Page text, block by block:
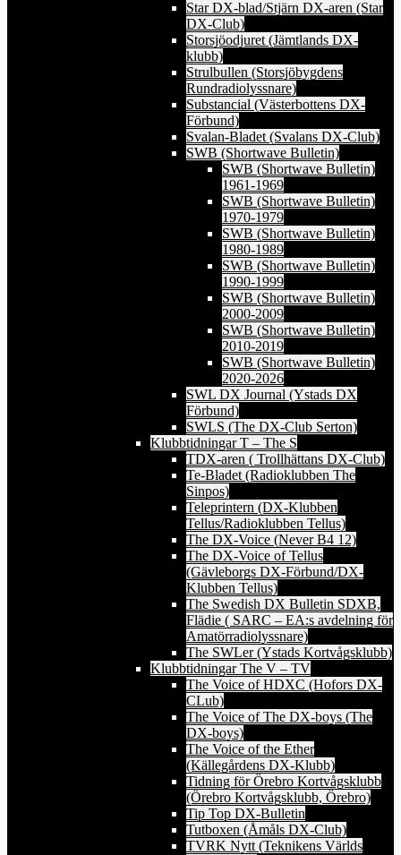
Star DX-blad/Stjärn DX-aren (Star
DX-Club)
Storsjöodjuret (Jämtlands DX-
klubb)
Strulbullen (Storsjöbygdens
Rundradiolyssnare)
Substancial (Västerbottens DX-
Förbund)
Svalan-Bladet (Svalans DX-Club)
SWB (Shortwave Bulletin)
SWB (Shortwave Bulletin)
1961-1969
SWB (Shortwave Bulletin)
1970-1979
SWB (Shortwave Bulletin)
1980-1989
SWB (Shortwave Bulletin)
1990-1999
SWB (Shortwave Bulletin)
2000-2009
SWB (Shortwave Bulletin)
2010-2019
SWB (Shortwave Bulletin)
2020-2026
SWL DX Journal (Ystads DX
Förbund)
SWLS (The DX-Club Serton)
Klubbtidningar T – The S
TDX-aren ( Trollhättans DX-Club)
Te-Bladet (Radioklubben The
Sinpos)
Teleprintern (DX-Klubben
Tellus/Radioklubben Tellus)
The DX-Voice (Never B4 12)
The DX-Voice of Tellus
(Gävleborgs DX-Förbund/DX-
Klubben Tellus)
The Swedish DX Bulletin SDXB,
Flädie ( SARC – EA:s avdelning för
Amatörradiolyssnare)
The SWLer (Ystads Kortvågsklubb)
Klubbtidningar The V – TV
The Voice of HDXC (Hofors DX-
CLub)
The Voice of The DX-boys (The
DX-boys)
The Voice of the Ether
(Källegårdens DX-Klubb)
Tidning för Örebro Kortvågsklubb
(Örebro Kortvågsklubb, Örebro)
Tip Top DX-Bulletin
Tutboxen (Åmåls DX-Club)
TVRK Nytt (Teknikens Världs